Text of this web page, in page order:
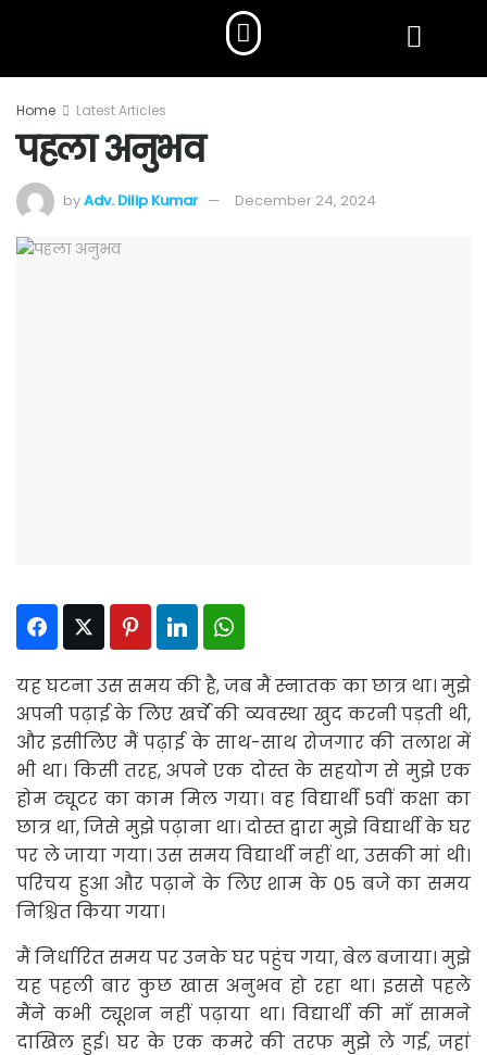
Home Latest Articles
पहला अनुभव
byAdv. Dilip Kumar December 24, 2024
FacebookTwitter PinterestLinkedIn
यह घटना उस समय की है, जब मैं स्नातक का छात्र था। मुझे
अपनी पढ़ाई के लिए खर्चे की व्यवस्था खुद करनी पड़ती थी,
और इसीलिए मैं पढ़ाई के साथ-साथ रोजगार की तलाश में
भी था। किसी तरह, अपने एक दोस्त के सहयोग से मुझे एक
होम ट्यूटर का काम मिल गया। वह विद्यार्थी 5वीं कक्षा का
छात्र था, जिसे मुझे पढ़ाना था। दोस्त द्वारा मुझे विद्यार्थी के घर
पर ले जाया गया। उस समय विद्यार्थी नहीं था, उसकी मां थी।
परिचय हुआ और पढ़ाने के लिए शाम के 05 बजे का समय
निश्चित किया गया।
मैं निर्धारित समय पर उनके घर पहुंच गया, बेल बजाया। मुझे
यह पहली बार कुछ खास अनुभव हो रहा था। इससे पहले
मैंने कभी ट्यूशन नहीं पढ़ाया था। विद्यार्थी की माँ सामने
दाखिल हुई। घर के एक कमरे की तरफ मुझे ले गई, जहां